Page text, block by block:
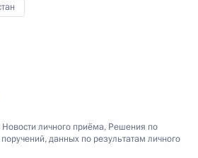
Новости личного приёма, Решения по
данных по результатам личного